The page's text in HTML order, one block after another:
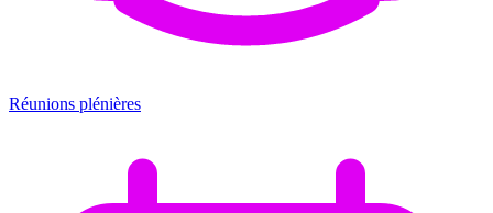
Réunions plénières